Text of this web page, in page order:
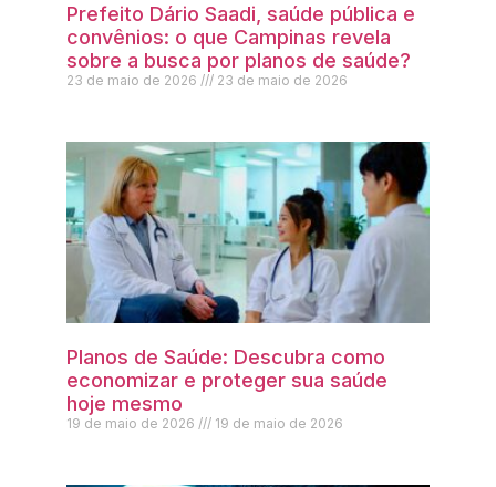
Prefeito Dário Saadi, saúde pública e
convênios: o que Campinas revela
sobre a busca por planos de saúde?
23 de maio de 2026 23 de maio de 2026
Planos de Saúde: Descubra como
economizar e proteger sua saúde
hoje mesmo
19 de maio de 2026 19 de maio de 2026